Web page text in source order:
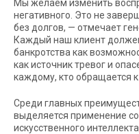
Мы желаем изменить
негативного. Это не
без долгов, — отмечает
Каждый наш клиент
банкротства как
как источник тревог и
каждому, кто обращается
Среди главных
выделяется применение
искусственного